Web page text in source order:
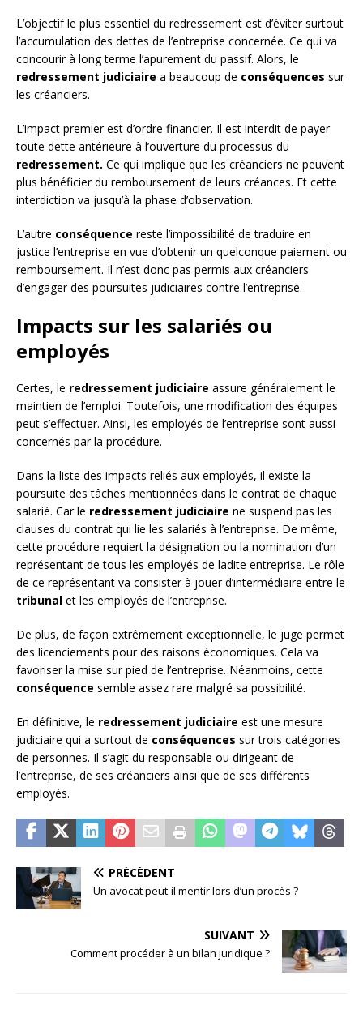
L’objectif le plus essentiel du redressement est d’éviter surtout
l’accumulation des dettes de l’entreprise concernée. Ce qui va
concourir à long terme l’apurement du passif. Alors, le
redressement judiciaire a beaucoup de conséquences sur
les créanciers.
L’impact premier est d’ordre financier. Il est interdit de payer
toute dette antérieure à l’ouverture du processus du
redressement. Ce qui implique que les créanciers ne peuvent
plus bénéficier du remboursement de leurs créances. Et cette
interdiction va jusqu’à la phase d’observation.
L’autre conséquence reste l’impossibilité de traduire en
justice l’entreprise en vue d’obtenir un quelconque paiement ou
remboursement. Il n’est donc pas permis aux créanciers
d’engager des poursuites judiciaires contre l’entreprise.
Impacts sur les salariés ou
employés
Certes, le redressement judiciaire assure généralement le
maintien de l’emploi. Toutefois, une modification des équipes
peut s’effectuer. Ainsi, les employés de l’entreprise sont aussi
concernés par la procédure.
Dans la liste des impacts reliés aux employés, il existe la
poursuite des tâches mentionnées dans le contrat de chaque
salarié. Car le redressement judiciaire ne suspend pas les
clauses du contrat qui lie les salariés à l’entreprise. De même,
cette procédure requiert la désignation ou la nomination d’un
représentant de tous les employés de ladite entreprise. Le rôle
de ce représentant va consister à jouer d’intermédiaire entre le
tribunal et les employés de l’entreprise.
De plus, de façon extrêmement exceptionnelle, le juge permet
des licenciements pour des raisons économiques. Cela va
favoriser la mise sur pied de l’entreprise. Néanmoins, cette
conséquence semble assez rare malgré sa possibilité.
En définitive, le redressement judiciaire est une mesure
judiciaire qui a surtout de conséquences sur trois catégories
de personnes. Il s’agit du responsable ou dirigeant de
l’entreprise, de ses créanciers ainsi que de ses différents
employés.
PRÉCÉDENT
Un avocat peut-il mentir lors d’un procès ?
SUIVANT
Comment procéder à un bilan juridique ?